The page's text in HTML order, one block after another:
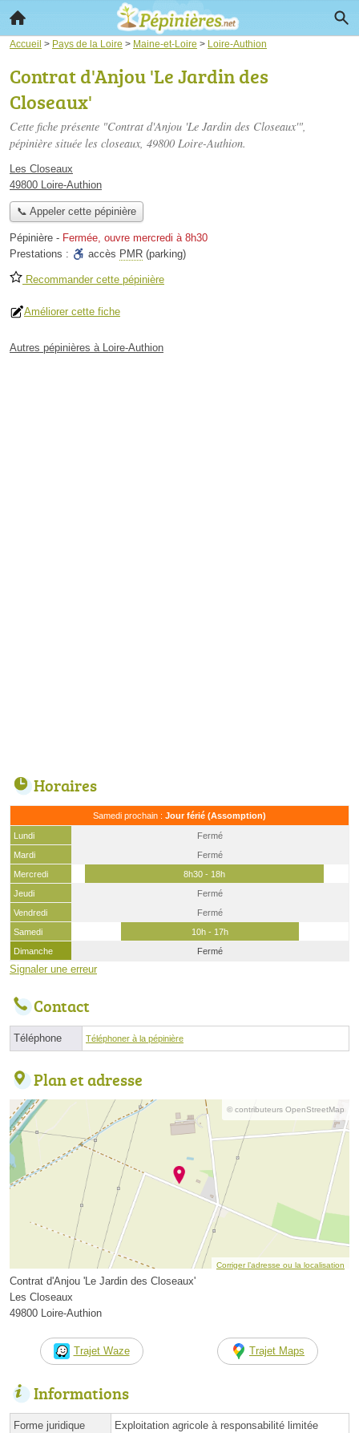
Accueil > Pays de la Loire > Maine-et-Loire > Loire-Authion
Contrat d'Anjou 'Le Jardin des
Closeaux'
Cette fiche présente "Contrat d'Anjou 'Le Jardin des Closeaux'",
pépinière située les closeaux, 49800 Loire-Authion.
Les Closeaux
49800 Loire-Authion
📞 Appeler cette pépinière
Pépinière - Fermée, ouvre mercredi à 8h30
Prestations :
accès PMR (parking)
Recommander cette pépinière
Améliorer cette fiche
Autres pépinières à Loire-Authion
Horaires
Samedi prochain : Jour férié (Assomption)
Lundi
Fermé
Mardi
Fermé
Mercredi
8h30 - 18h
Jeudi
Fermé
Vendredi
Fermé
Samedi
10h - 17h
Dimanche
Fermé
Signaler une erreur
Contact
Téléphone Téléphoner à la pépinière
Plan et adresse
© contributeurs OpenStreetMap
Corriger l’adresse ou la localisation
Contrat d'Anjou 'Le Jardin des Closeaux'
Les Closeaux
49800 Loire-Authion
Trajet Waze Trajet Maps
Informations
Forme juridique Exploitation agricole à responsabilité limitée